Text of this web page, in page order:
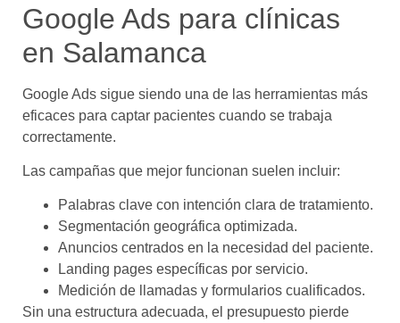
Google Ads para clínicas
en Salamanca
Google Ads sigue siendo una de las herramientas más
eficaces para captar pacientes cuando se trabaja
correctamente.
Las campañas que mejor funcionan suelen incluir:
Palabras clave con intención clara de tratamiento.
Segmentación geográfica optimizada.
Anuncios centrados en la necesidad del paciente.
Landing pages específicas por servicio.
Medición de llamadas y formularios cualificados.
Sin una estructura adecuada, el presupuesto pierde